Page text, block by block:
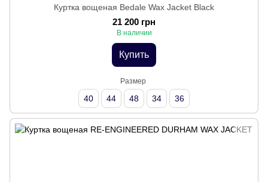
Куртка вощеная Bedale Wax Jacket Black
21 200 грн
В наличии
Купить
Размер
40 44 48 34 36